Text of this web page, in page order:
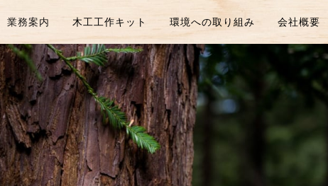
業務案内 木工工作キット 環境への取り組み 会社概要